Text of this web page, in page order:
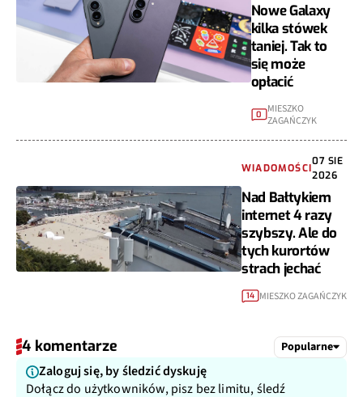
Nowe Galaxy
kilka stówek
taniej. Tak to
się może
opłacić
0 MIESZKO
ZAGAŃCZYK
WIADOMOŚCI
07 SIE
2026
Nad Bałtykiem
internet 4 razy
szybszy. Ale do
tych kurortów
strach jechać
14 MIESZKO ZAGAŃCZYK
4 komentarze Popularne
Zaloguj się, by śledzić dyskuję
Dołącz do użytkowników, pisz bez limitu, śledź